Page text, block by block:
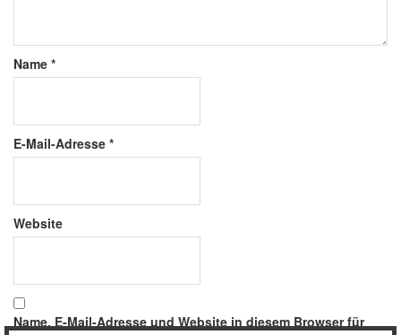
Name *
E-Mail-Adresse *
Website
Name, E-Mail-Adresse und Website in diesem Browser für